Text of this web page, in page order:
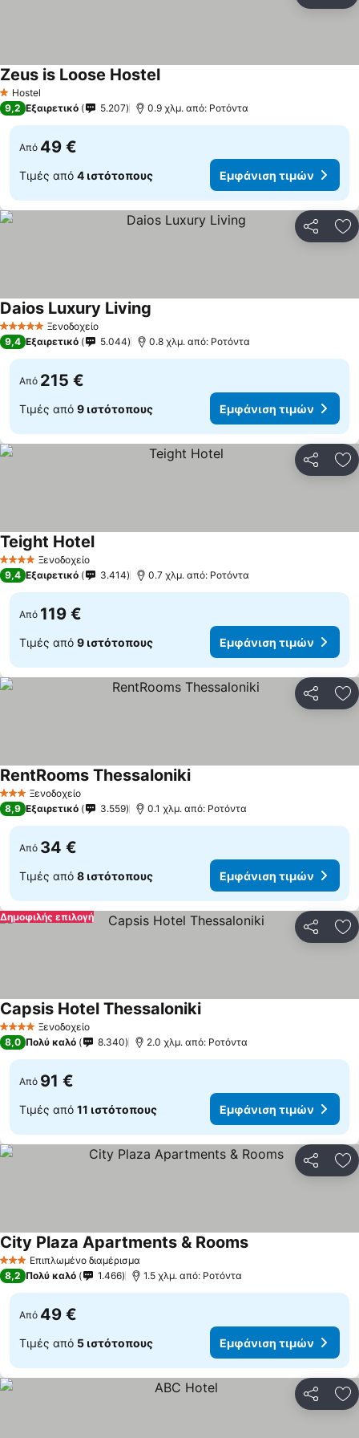
1 Αστέρια
Hostel
Zeus is Loose HostelΕμφάνιση τιμών
9,2 Εξαιρετικό 5.207 0.9 χλμ. από: Ροτόντα
Από 49 €
Τιμές από 4 ιστότοπους Εμφάνιση τιμών
5 Αστέρια Ξενοδοχείο
Daios Luxury Living
9,4 Εξαιρετικό 5.044 0.8 χλμ. από: Ροτόντα
Από 215 €
Τιμές από 9 ιστότοπους Εμφάνιση τιμών
4 ΑστέριαΞενοδοχείο
Teight HotelΕμφάνιση τιμών
9,4 Εξαιρετικό 3.414 0.7 χλμ. από: Ροτόντα
Από 119 €
Τιμές από 9 ιστότοπους Εμφάνιση τιμών
3 ΑστέριαΞενοδοχείο
RentRooms ThessalonikiΕμφάνιση τιμών
8,9 Εξαιρετικό 3.559 0.1 χλμ. από: Ροτόντα
Από 34 €
Τιμές από 8 ιστότοπους Εμφάνιση τιμών
Δημοφιλής επιλογή
4 ΑστέριαΞενοδοχείο
Capsis Hotel ThessalonikiΕμφάνιση τιμών
8,0 Πολύ καλό 8.340 2.0 χλμ. από: Ροτόντα
Από 91 €
Τιμές από 11 ιστότοπους Εμφάνιση τιμών
3 ΑστέριαΕπιπλωμένο διαμέρισμα
City Plaza Apartments & RoomsΕμφάνιση τιμών
8,2 Πολύ καλό 1.466 1.5 χλμ. από: Ροτόντα
Από 49 €
Τιμές από 5 ιστότοπους Εμφάνιση τιμών